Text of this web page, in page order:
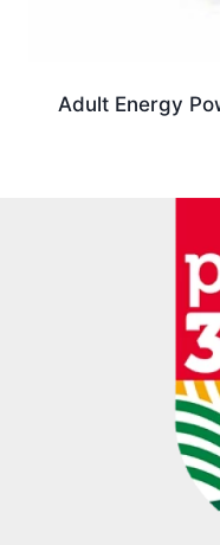
Adult Energy